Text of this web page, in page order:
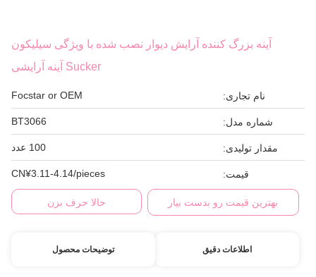
آینه بزرگ کننده آرایش دیوار نصب شده با ویژگی سیلیکون
Sucker آینه آرایشی
نام تجاری: Focstar or OEM
شماره مدل: BT3066
مقدار تولیدی: 100 عدد
قیمت: CN¥3.11-4.14/pieces
بهترین قیمت رو بدست بیار حالا حرف بزن
اطلاعات دقیق توضیحات محصول